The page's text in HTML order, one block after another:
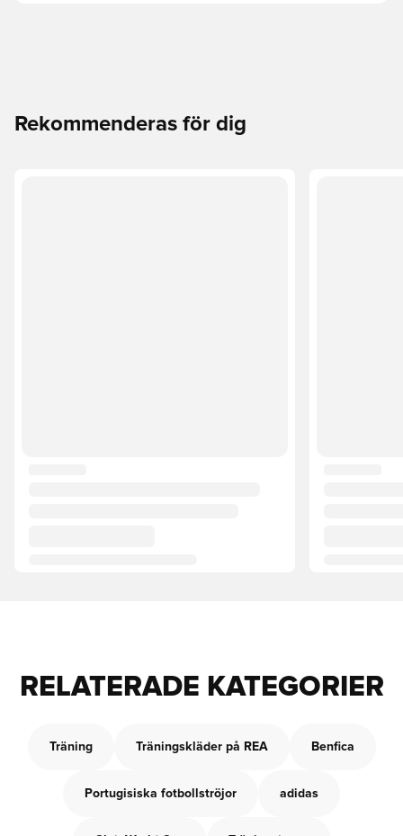
Rekommenderas för dig
RELATERADE KATEGORIER
Träning Träningskläder på REA Benfica
Portugisiska fotbollströjor adidas